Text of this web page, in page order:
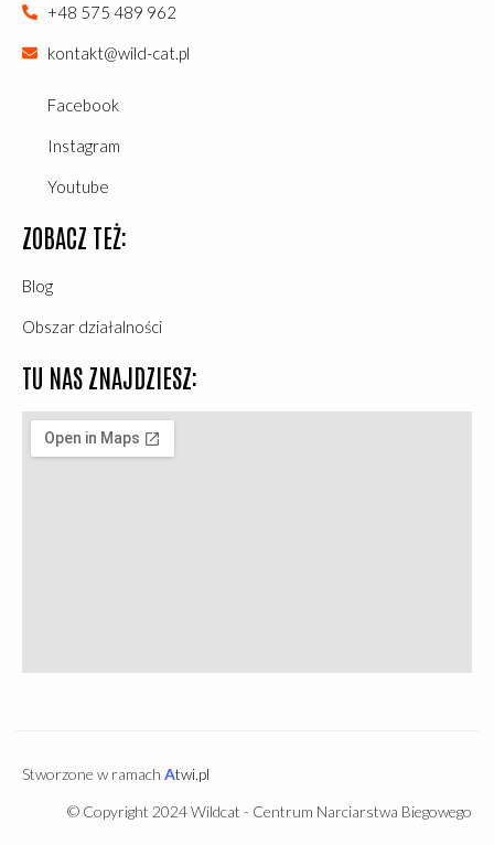
+48 575 489 962
kontakt@wild-cat.pl
Facebook
Instagram
Youtube
ZOBACZ TEŻ:
Blog
Obszar działalności
TU NAS ZNAJDZIESZ:
Stworzone w ramach Atwi.pl
© Copyright 2024 Wildcat - Centrum Narciarstwa Biegowego